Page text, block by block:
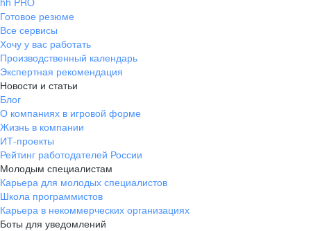
Готовое резюме
Все сервисы
Хочу у вас работать
Производственный календарь
Экспертная рекомендация
Новости и статьи
Блог
О компаниях в игровой форме
Жизнь в компании
ИТ-проекты
Рейтинг работодателей России
Молодым специалистам
Карьера для молодых специалистов
Школа программистов
Карьера в некоммерческих организациях
Боты для уведомлений